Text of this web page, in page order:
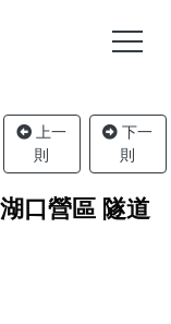
上一
則
下一
則
口營區 隧道